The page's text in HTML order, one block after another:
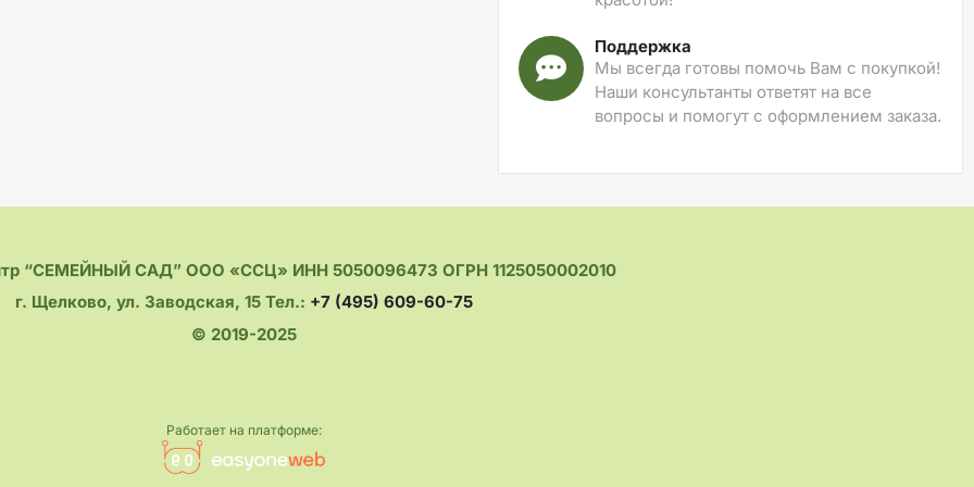
Поддержка
Мы всегда готовы помочь Вам с покупкой!
Наши консультанты ответят на все
вопросы и помогут с оформлением заказа.
“СЕМЕЙНЫЙ САД” ООО «ССЦ» ИНН 5050096473 ОГРН 1125050002010
г. Щелково, ул. Заводская, 15 Тел.: +7 (495) 609-60-75
© 2019-2025
Работает на платформе: